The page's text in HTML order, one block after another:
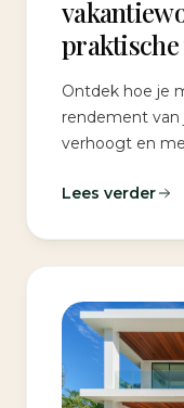
Ontdek hoe je
rendement van
verhoogt en
Lees verder